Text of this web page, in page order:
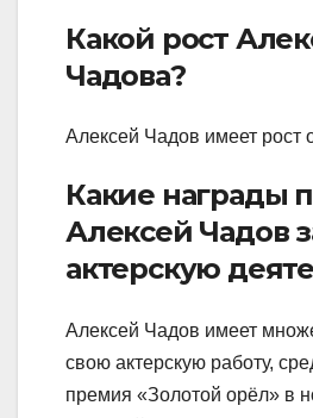
Какой рост
Чадова?
Алексей Чадов имеет рост
Какие награды
Алексей Чадов
актерскую
Алексей Чадов имеет
свою актерскую работу,
премия «Золотой орёл» в